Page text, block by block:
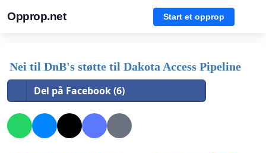
Opprop.net Start et opprop
Nei til DnB's støtte til Dakota Access Pipeline
Del på Facebook (6)